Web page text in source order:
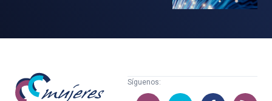
Mujeres
con
Síguenos: